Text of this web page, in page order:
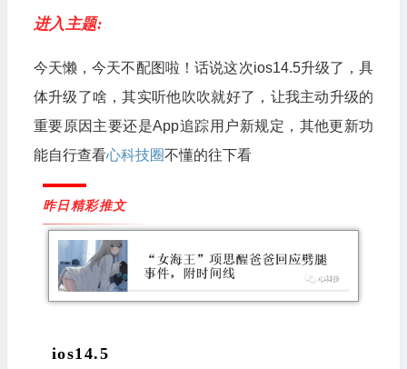
进入主题:
今天懒，今天不配图啦！话说这次ios14.5升级了，具
体升级了啥，其实听他吹吹就好了，让我主动升级的
重要原因主要还是App追踪用户新规定，其他更新功
能自行查看心科技圈不懂的往下看
昨日精彩推文
ios14.5